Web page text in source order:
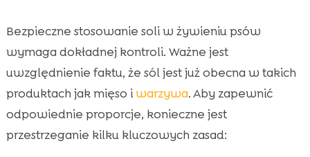
Bezpieczne stosowanie soli w żywieniu psów
wymaga dokładnej kontroli. Ważne jest
uwzględnienie faktu, że sól jest już obecna w takich
produktach jak mięso iwarzywa. Aby zapewnić
odpowiednie proporcje, konieczne jest
przestrzeganie kilku kluczowych zasad: